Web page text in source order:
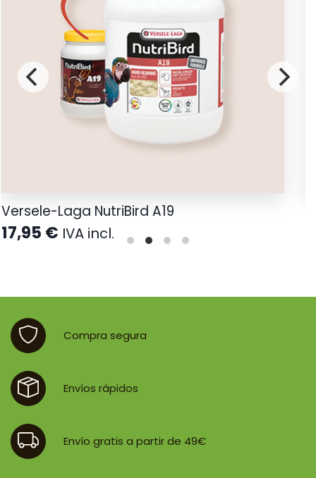
Versele-Laga NutriBird A19
17,95 € IVA incl.
Compra segura
Envíos rápidos
Envío gratis a partir de 49€